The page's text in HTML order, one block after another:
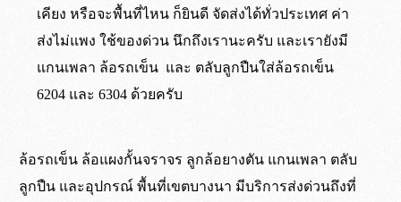
เคียง หรือจะพื้นที่ไหน ก็ยินดี จัดส่งได้ทั่วประเทศ ค่า
ส่งไม่แพง ใช้ของด่วน นึกถึงเรานะครับ และเรายังมี
แกนเพลา ล้อรถเข็น และ ตลับลูกปืนใส่ล้อรถเข็น
6204 และ 6304 ด้วยครับ
เป็นล้อยางตันธรรมชาติ เนื้อเดียวกันทั้งชิ้น
ยาง
เขต กทม. ปริมณฑล และจังหวัดใกล้เคียง
จัดส่งด้วยรถทางร้าน
เขต กทม. และปริมณฑล จัดส่งถึงหน้างาน
ภายใน 5 ชั่วโมง*
ไม่ต้องรอแชทอีกต่อไป สั่งซื้อผ่านระบบ
ร้านค้าออนไลน์ ได้ตลอด 24 ชั่วโมง
ล้อรถเข็น ล้อแผงกั้นจราจร ลูกล้อยางตัน แกนเพลา ตลับ
ลูกปืน และอุปกรณ์ พื้นที่เขตบางนา มีบริการส่งด่วนถึงที่